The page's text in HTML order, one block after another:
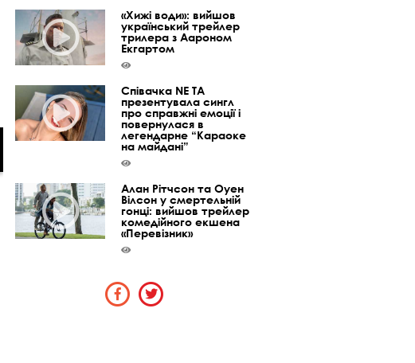
«Хижі води»: вийшов
український трейлер
трилера з Аароном
Екгартом
Співачка NE TA
презентувала сингл
про справжні емоції і
повернулася в
легендарне “Караоке
на майдані”
Алан Рітчсон та Оуен
Вілсон у смертельній
гонці: вийшов трейлер
комедійного екшена
«Перевізник»